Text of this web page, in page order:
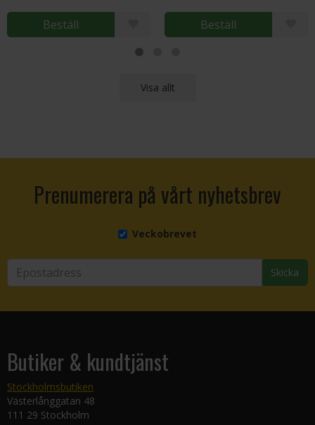
Beställ Beställ
Visa allt
Prenumerera på vårt nyhetsbrev
Veckobrevet
Skicka
Butiker & kundtjänst
Stockholmsbutiken
Västerlånggatan 48
111 29 Stockholm